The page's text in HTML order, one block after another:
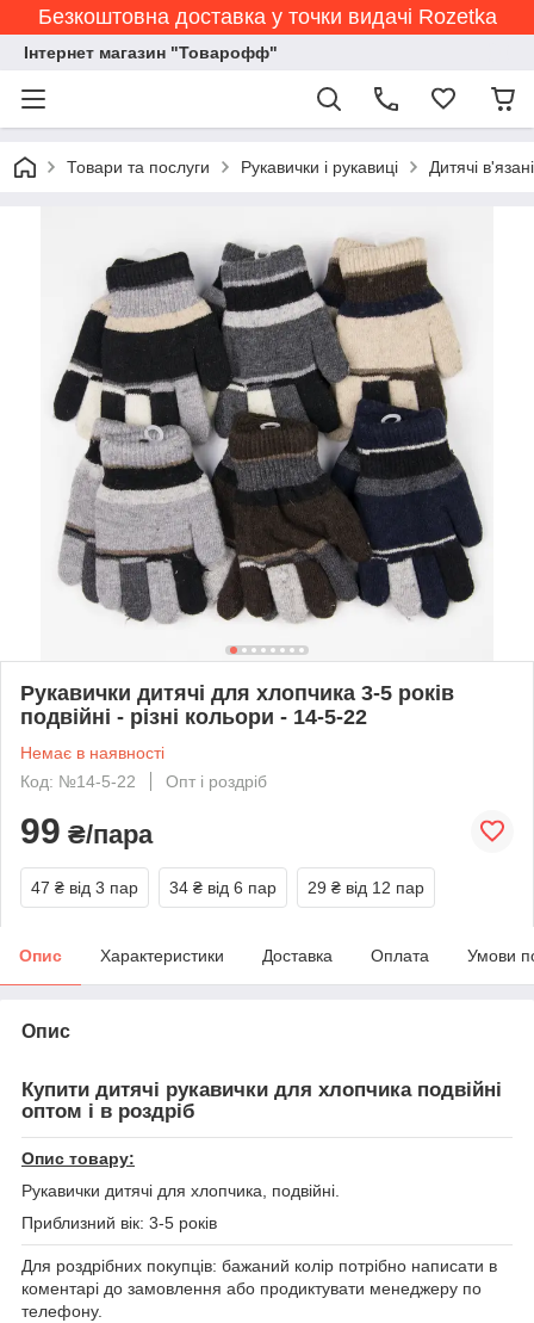
Безкоштовна доставка у точки видачі Rozetka
Інтернет магазин "Товарофф"
Товари та послуги Рукавички і рукавиці Дитячі
Рукавички дитячі для хлопчика 3-5 років
подвійні - різні кольори - 14-5-22
Немає в наявності
Код: №14-5-22
Опт і роздріб
99 ₴/пара
47 ₴ від 3 пар 34 ₴ від 6 пар 29 ₴ від 12 пар
Опис Характеристики Доставка Оплата Умови
Опис
Купити дитячі рукавички для хлопчика подвійні
оптом і в роздріб
Опис товару:
Рукавички дитячі для хлопчика, подвійні.
Приблизний вік: 3-5 років
Для роздрібних покупців: бажаний колір потрібно написати в
коментарі до замовлення або продиктувати менеджеру по
телефону.